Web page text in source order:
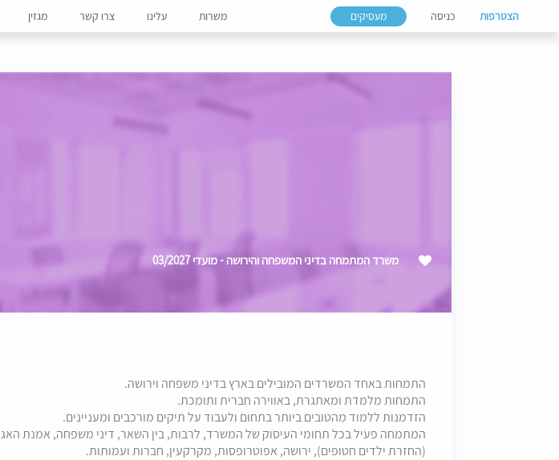
הצטרפות כניסה מעסיקים משרות עלינו צרו קשר מגזין
משרד המתמחה בדיני המשפחה והירושה - מועדי 03/2027
התמחות באחד המשרדים המובילים בארץ בדיני משפחה וירושה.
התמחות מלמדת ומאתגרת, באווירה חברית ותומכת.
הזדמנות ללמוד מהטובים ביותר בתחום ולעבוד על תיקים מורכבים ומעניינים.
המתמחה פעיל בכל תחומי העיסוק של המשרד, לרבות, בין השאר, דיני משפחה, אמנת האג
(החזרת ילדים חטופים), ירושה, אפוטרופסות, מקרקעין, חברות ועמותות.